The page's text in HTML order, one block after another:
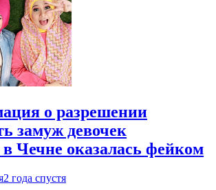
о разрешении
замуж девочек
в Чечне оказалась фейком
2 года спустя